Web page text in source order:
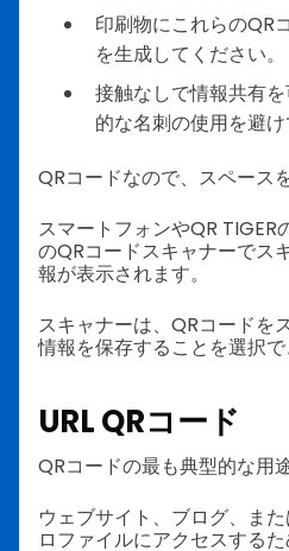
印刷物にこれらのQR
を生成してください。
接触なしで情報共有
的な名刺の使用を避け
QRコードなので、スペース
スマートフォンやQR TIGER
のQRコードスキャナーでス
報が表示されます。
スキャナーは、QRコードを
情報を保存することを選択で
URL QRコード
QRコードの最も典型的な用
ウェブサイト、ブログ、ま
ロファイルにアクセスする